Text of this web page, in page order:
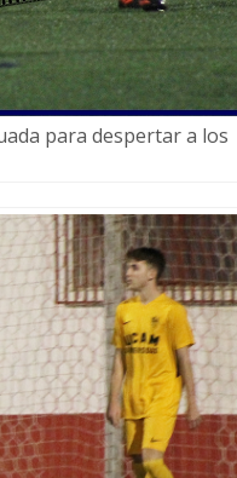
para despertar a los